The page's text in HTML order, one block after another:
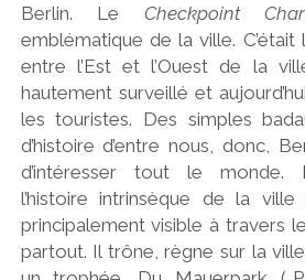
Berlin. Le Checkpoint
emblématique de la ville.
entre l’Est et l’Ouest de la
hautement surveillé et
les touristes. Des simples
d’histoire d’entre nous, donc,
d’intéresser tout le monde.
l’histoire intrinsèque de la
principalement visible à travers
partout. Il trône, règne sur la